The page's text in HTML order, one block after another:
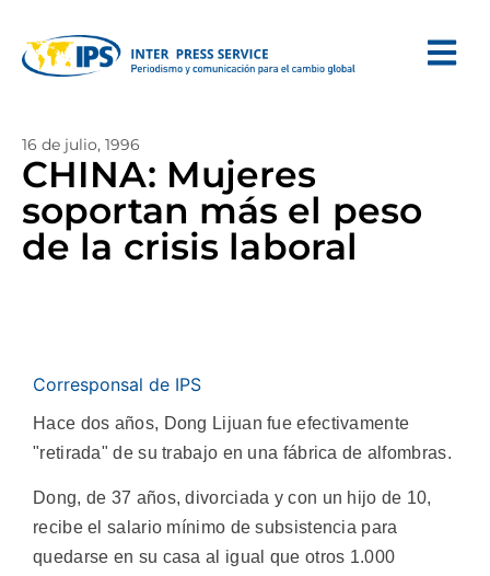
16 de julio, 1996
CHINA: Mujeres
soportan más el peso
de la crisis laboral
Corresponsal de IPS
Hace dos años, Dong Lijuan fue efectivamente
"retirada" de su trabajo en una fábrica de alfombras.
Dong, de 37 años, divorciada y con un hijo de 10,
recibe el salario mínimo de subsistencia para
quedarse en su casa al igual que otros 1.000